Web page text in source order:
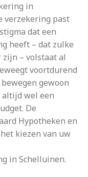
in
verzekering past
dat een
heeft – dat zulke
– volstaat al
voortdurend
gewoon
altijd wel een
De
Hypotheken en
kiezen van uw
in Schelluinen.